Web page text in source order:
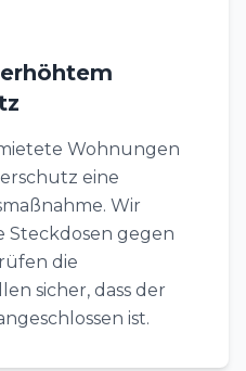
Wohnungen
eine
Wir
Steckdosen gegen
die
sicher, dass der
ist.